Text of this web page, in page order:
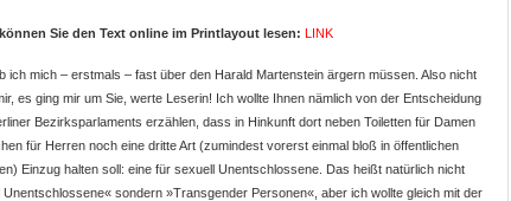
Sie den Text online im Printlayout lesen: LINK
ich mich – erstmals – fast über den Harald Martenstein ärgern müssen. Also nicht
es ging mir um Sie, werte Leserin! Ich wollte Ihnen nämlich von der Entscheidung
Bezirksparlaments erzählen, dass in Hinkunft dort neben Toiletten für Damen
für Herren noch eine dritte Art (zumindest vorerst einmal bloß in öffentlichen
Einzug halten soll: eine für sexuell Unentschlossene. Das heißt natürlich nicht
Unentschlossene« sondern »Transgender Personen«, aber ich wollte gleich mit der